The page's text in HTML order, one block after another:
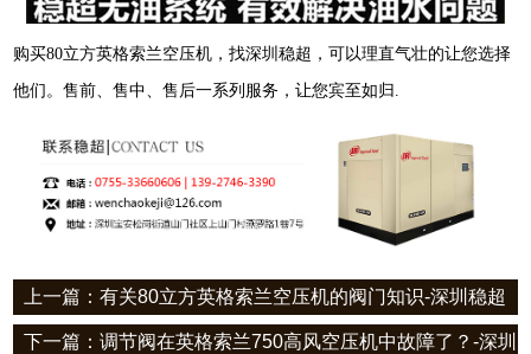
购买80立方英格索兰空压机，找深圳稳超，可以理直气壮的让您选择
他们。售前、售中、售后一系列服务，让您宾至如归.
上一篇：有关80立方英格索兰空压机的阀门知识-深圳稳超
下一篇：调节阀在英格索兰750高风空压机中故障了？-深圳